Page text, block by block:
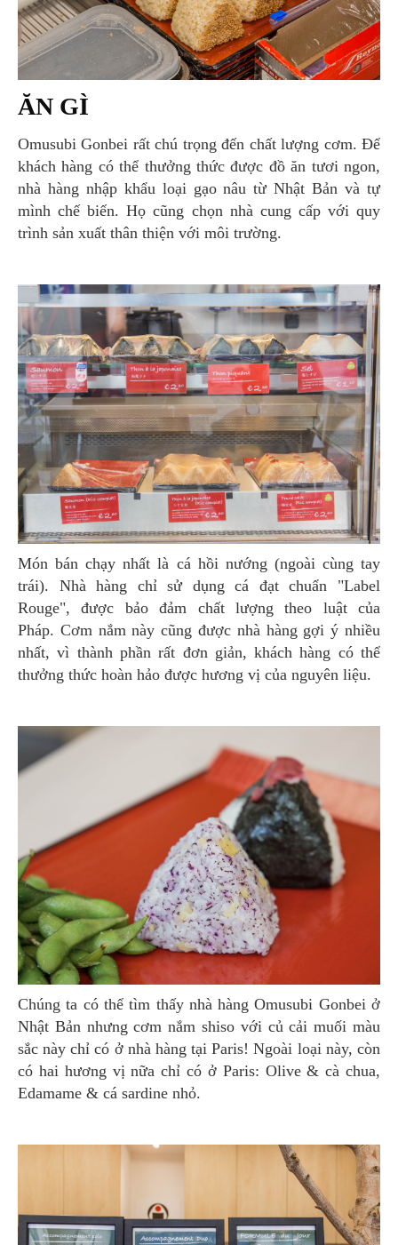
ĂN GÌ
Omusubi Gonbei rất chú trọng đến chất lượng cơm. Để
khách hàng có thể thưởng thức được đồ ăn tươi ngon,
nhà hàng nhập khẩu loại gạo nâu từ Nhật Bản và tự
mình chế biến. Họ cũng chọn nhà cung cấp với quy
trình sản xuất thân thiện với môi trường.
Món bán chạy nhất là cá hồi nướng (ngoài cùng tay
trái). Nhà hàng chỉ sử dụng cá đạt chuẩn "Label
Rouge", được bảo đảm chất lượng theo luật của
Pháp. Cơm nắm này cũng được nhà hàng gợi ý nhiều
nhất, vì thành phần rất đơn giản, khách hàng có thể
thưởng thức hoàn hảo được hương vị của nguyên liệu.
Chúng ta có thể tìm thấy nhà hàng Omusubi Gonbei ở
Nhật Bản nhưng cơm nắm shiso với củ cải muối màu
sắc này chỉ có ở nhà hàng tại Paris! Ngoài loại này, còn
có hai hương vị nữa chỉ có ở Paris: Olive & cà chua,
Edamame & cá sardine nhỏ.